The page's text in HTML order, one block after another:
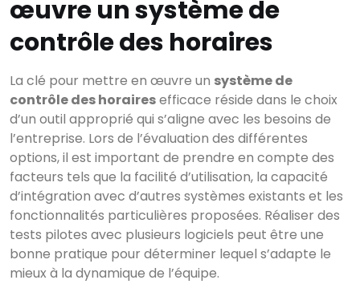
œuvre un système de
contrôle des horaires
La clé pour mettre en œuvre un système de
contrôle des horairesefficace réside dans le choix
d’un outil approprié qui s’aligne avec les besoins de
l’entreprise. Lors de l’évaluation des différentes
options, il est important de prendre en compte des
facteurs tels que la facilité d’utilisation, la capacité
d’intégration avec d’autres systèmes existants et les
fonctionnalités particulières proposées. Réaliser des
tests pilotes avec plusieurs logiciels peut être une
bonne pratique pour déterminer lequel s’adapte le
mieux à la dynamique de l’équipe.